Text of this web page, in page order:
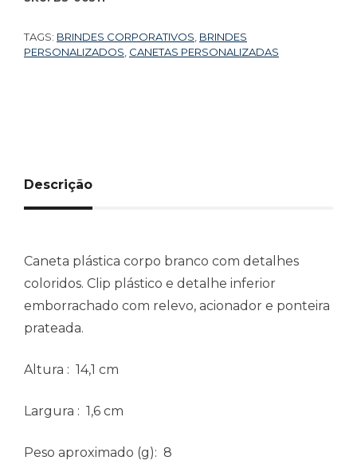
TAGS: BRINDES CORPORATIVOS BRINDES
PERSONALIZADOS CANETAS PERSONALIZADAS
Descrição
Caneta plástica corpo branco com detalhes
coloridos. Clip plástico e detalhe inferior
emborrachado com relevo, acionador e ponteira
prateada.
Altura : 14,1 cm
Largura : 1,6 cm
Peso aproximado (g): 8